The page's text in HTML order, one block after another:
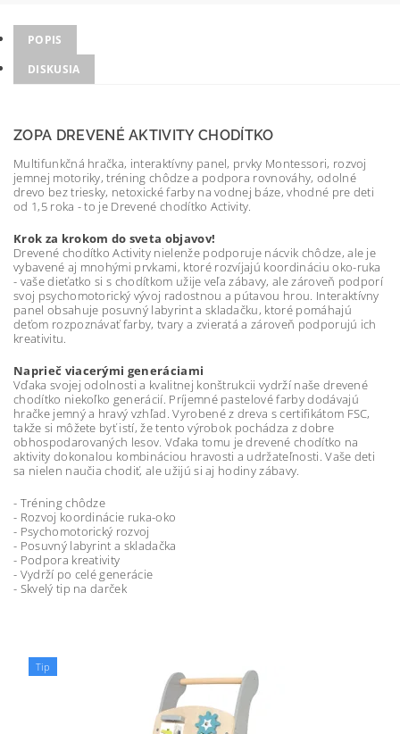
POPIS
DISKUSIA
ZOPA DREVENÉ AKTIVITY CHODÍTKO
Multifunkčná hračka, interaktívny panel, prvky Montessori, rozvoj
jemnej motoriky, tréning chôdze a podpora rovnováhy, odolné
drevo bez triesky, netoxické farby na vodnej báze, vhodné pre deti
od 1,5 roka - to je Drevené chodítko Activity.
Krok za krokom do sveta objavov!
Drevené chodítko Activity nielenže podporuje nácvik chôdze, ale je
vybavené aj mnohými prvkami, ktoré rozvíjajú koordináciu oko-ruka
- vaše dieťatko si s chodítkom užije veľa zábavy, ale zároveň podporí
svoj psychomotorický vývoj radostnou a pútavou hrou. Interaktívny
panel obsahuje posuvný labyrint a skladačku, ktoré pomáhajú
deťom rozpoznávať farby, tvary a zvieratá a zároveň podporujú ich
kreativitu.
Naprieč viacerými generáciami
Vďaka svojej odolnosti a kvalitnej konštrukcii vydrží naše drevené
chodítko niekoľko generácií. Príjemné pastelové farby dodávajú
hračke jemný a hravý vzhľad. Vyrobené z dreva s certifikátom FSC,
takže si môžete byť istí, že tento výrobok pochádza z dobre
obhospodarovaných lesov. Vďaka tomu je drevené chodítko na
aktivity dokonalou kombináciou hravosti a udržateľnosti. Vaše deti
sa nielen naučia chodiť, ale užijú si aj hodiny zábavy.
- Tréning chôdze
- Rozvoj koordinácie ruka-oko
- Psychomotorický rozvoj
- Posuvný labyrint a skladačka
- Podpora kreativity
- Vydrží po celé generácie
- Skvelý tip na darček
Tip